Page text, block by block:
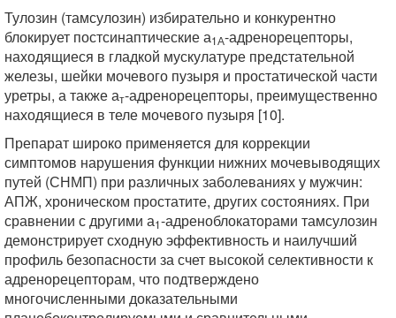
Тулозин (тамсулозин) избирательно и конкурентно
блокирует постсинаптические а1А-адренорецепторы,
находящиеся в гладкой мускулатуре предстательной
железы, шейки мочевого пузыря и простатической части
уретры, а также ат-адренорецепторы, преимущественно
находящиеся в теле мочевого пузыря [10].
Препарат широко применяется для коррекции
симптомов нарушения функции нижних мочевыводящих
путей (СНМП) при различных заболеваниях у мужчин:
АПЖ, хроническом простатите, других состояниях. При
сравнении с другими а1-адреноблокаторами тамсулозин
демонстрирует сходную эффективность и наилучший
профиль безопасности за счет высокой селективности к
адренорецепторам, что подтверждено
многочисленными доказательными